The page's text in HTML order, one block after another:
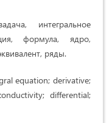
интегральное
формула, ядро,
ряды.
equation; derivative;
differential;